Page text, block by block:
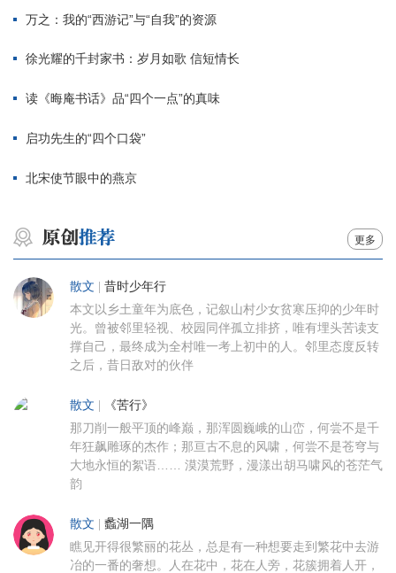
万之：我的“西游记”与“自我”的资源
徐光耀的千封家书：岁月如歌 信短情长
读《晦庵书话》品“四个一点”的真味
启功先生的“四个口袋”
北宋使节眼中的燕京
更多
散文 昔时少年行
本文以乡土童年为底色，记叙山村少女贫寒压抑的少年时
光。曾被邻里轻视、校园同伴孤立排挤，唯有埋头苦读支
撑自己，最终成为全村唯一考上初中的人。邻里态度反转
之后，昔日敌对的伙伴
散文 《苦行》
那刀削一般平顶的峰巅，那浑圆巍峨的山峦，何尝不是千
年狂飙雕琢的杰作；那亘古不息的风啸，何尝不是苍穹与
大地永恒的絮语…… 漠漠荒野，漫漾出胡马啸风的苍茫气
韵
散文 蠡湖一隅
瞧见开得很繁丽的花丛，总是有一种想要走到繁花中去游
冶的一番的奢想。人在花中，花在人旁，花簇拥着人开，